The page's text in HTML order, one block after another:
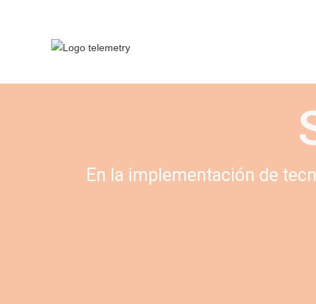
En la implementación de